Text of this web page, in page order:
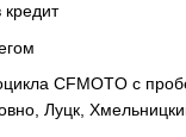
CFMOTO с
Луцк,